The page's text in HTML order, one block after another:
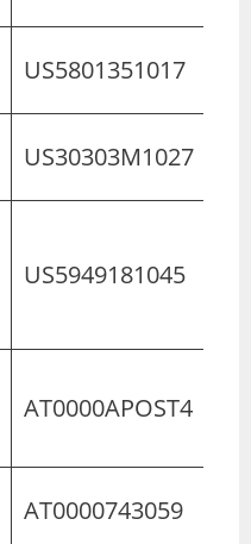
US5801351017
US30303M1027
US5949181045
AT0000APOST4
AT0000743059